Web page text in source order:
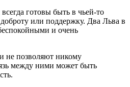
готовы быть в чьей-то
или поддержку. Два Льва в
и очень
не позволяют никому
между ними может быть